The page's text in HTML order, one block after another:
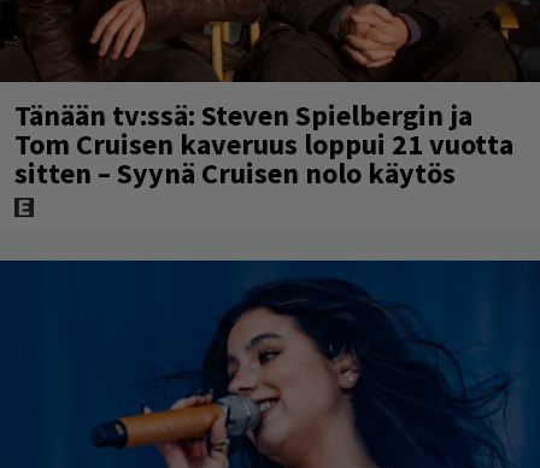
Tänään tv:ssä: Steven Spielbergin ja
Tom Cruisen kaveruus loppui 21 vuotta
sitten – Syynä Cruisen nolo käytös